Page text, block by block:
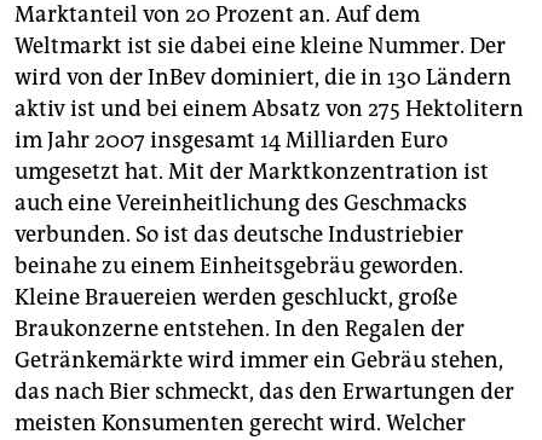
Marktanteil von 20 Prozent an. Auf dem
Weltmarkt ist sie dabei eine kleine Nummer. Der
wird von der InBev dominiert, die in 130 Ländern
aktiv ist und bei einem Absatz von 275 Hektolitern
im Jahr 2007 insgesamt 14 Milliarden Euro
umgesetzt hat. Mit der Marktkonzentration ist
auch eine Vereinheitlichung des Geschmacks
verbunden. So ist das deutsche Industriebier
beinahe zu einem Einheitsgebräu geworden.
Kleine Brauereien werden geschluckt, große
Braukonzerne entstehen. In den Regalen der
Getränkemärkte wird immer ein Gebräu stehen,
das nach Bier schmeckt, das den Erwartungen der
meisten Konsumenten gerecht wird. Welcher